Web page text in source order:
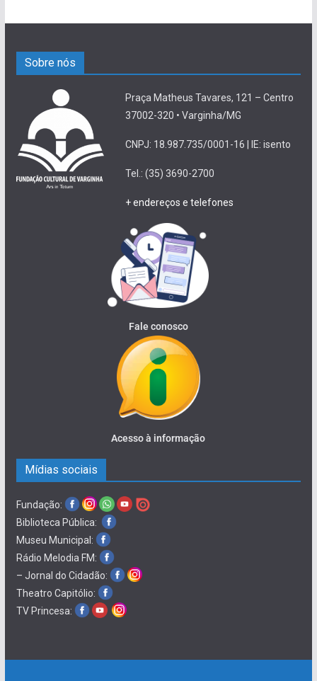
Sobre nós
Praça Matheus Tavares, 121 – Centro
37002-320 • Varginha/MG
CNPJ: 18.987.735/0001-16 | IE: isento
Tel.: (35) 3690-2700
+ endereços e telefones
Fale conosco
Acesso à informação
Mídias sociais
Fundação:
Biblioteca Pública:
Museu Municipal:
Rádio Melodia FM:
– Jornal do Cidadão:
Theatro Capitólio:
TV Princesa: